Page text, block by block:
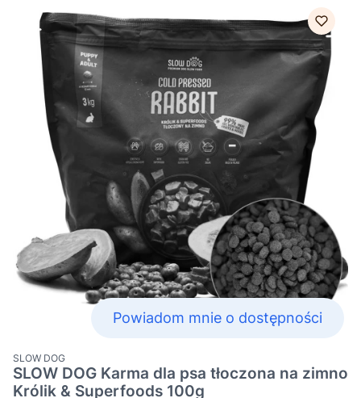
Powiadom mnie o dostępności
PRODUCENT
SLOW DOG
SLOW DOG Karma dla psa tłoczona na zimno
Królik & Superfoods 100g